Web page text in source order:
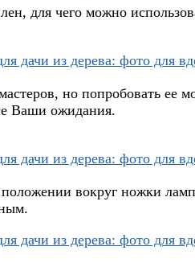
для чего можно
но попробовать
Ваши ожидания.
вокруг ножки